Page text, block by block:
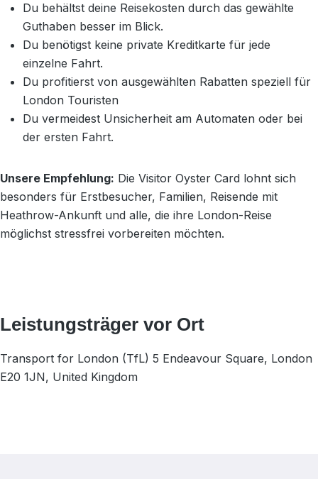
Du behältst deine Reisekosten durch das gewählte
Guthaben besser im Blick.
Du benötigst keine private Kreditkarte für jede
einzelne Fahrt.
Du profitierst von ausgewählten Rabatten speziell für
London Touristen
Du vermeidest Unsicherheit am Automaten oder bei
der ersten Fahrt.
Unsere Empfehlung: Die Visitor Oyster Card lohnt sich
besonders für Erstbesucher, Familien, Reisende mit
Heathrow-Ankunft und alle, die ihre London-Reise
möglichst stressfrei vorbereiten möchten.
Leistungsträger vor Ort
Transport for London (TfL) 5 Endeavour Square, London
E20 1JN, United Kingdom